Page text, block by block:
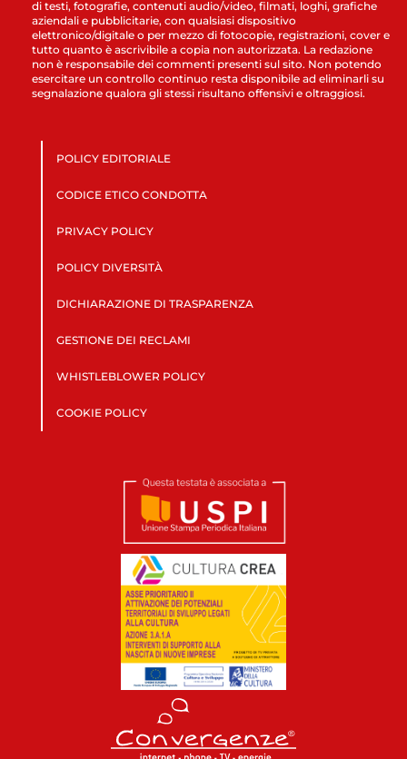
di testi, fotografie, contenuti audio/video, filmati, loghi, grafiche
aziendali e pubblicitarie, con qualsiasi dispositivo
elettronico/digitale o per mezzo di fotocopie, registrazioni, cover e
tutto quanto è ascrivibile a copia non autorizzata. La redazione
non è responsabile dei commenti presenti sul sito. Non potendo
esercitare un controllo continuo resta disponibile ad eliminarli su
segnalazione qualora gli stessi risultano offensivi e oltraggiosi.
POLICY EDITORIALE
CODICE ETICO CONDOTTA
PRIVACY POLICY
POLICY DIVERSITÀ
DICHIARAZIONE DI TRASPARENZA
GESTIONE DEI RECLAMI
WHISTLEBLOWER POLICY
COOKIE POLICY